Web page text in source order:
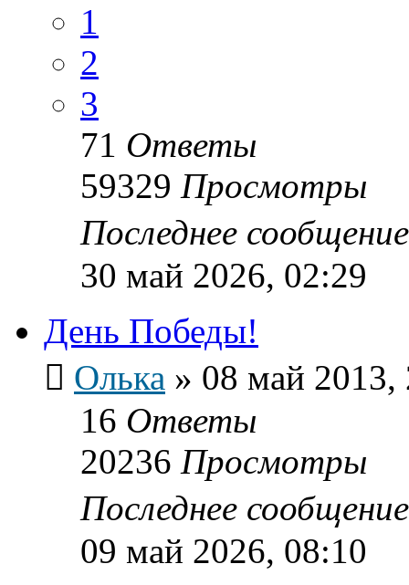
1
2
3
71 Ответы
59329 Просмотры
Последнее
30 май 2026, 02:29
День Победы!
Олька » 08 май 2013,
16 Ответы
20236 Просмотры
Последнее
09 май 2026, 08:10